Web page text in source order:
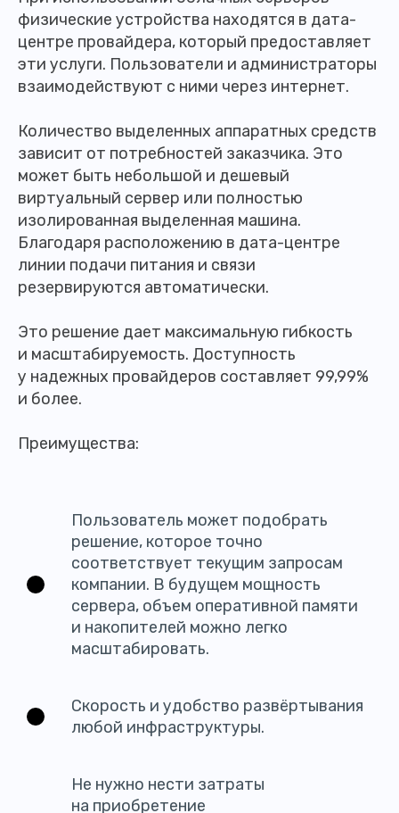
физические устройства находятся в дата-
центре провайдера, который предоставляет
эти услуги. Пользователи и администраторы
взаимодействуют с ними через интернет.
Количество выделенных аппаратных средств
зависит от потребностей заказчика. Это
может быть небольшой и дешевый
виртуальный сервер или полностью
изолированная выделенная машина.
Благодаря расположению в дата-центре
линии подачи питания и связи
резервируются автоматически.
Это решение дает максимальную гибкость
и масштабируемость. Доступность
у надежных провайдеров составляет 99,99%
и более.
Преимущества:
Пользователь может подобрать
решение, которое точно
соответствует текущим запросам
компании. В будущем мощность
сервера, объем оперативной памяти
и накопителей можно легко
масштабировать.
Скорость и удобство развёртывания
любой инфраструктуры.
Не нужно нести затраты
на приобретение